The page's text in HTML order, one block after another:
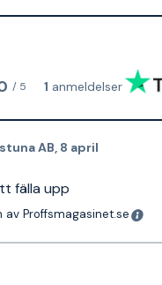
/ 5 1 anmeldelser
AB, 8 april
fälla upp
Proffsmagasinet.se